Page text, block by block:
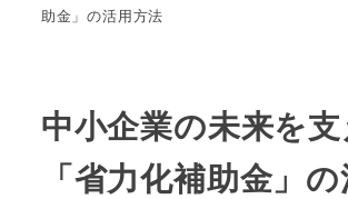
助金」の活用方法
中小企業の未来を支
「省力化補助金」